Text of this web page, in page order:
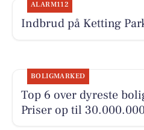
ALARM112
Indbrud på Ketting
BOLIGMARKED
Top 6 over dyreste
Priser op til